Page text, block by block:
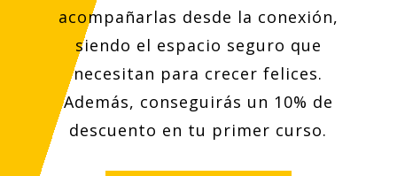
acompañarlas desde la conexión,
siendo el espacio seguro que
necesitan para crecer felices.
Además, conseguirás un 10% de
descuento en tu primer curso.